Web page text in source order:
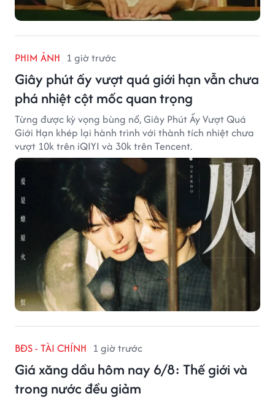
PHIM ẢNH 1 giờ trước
Giây phút ấy vượt quá giới hạn vẫn chưa
phá nhiệt cột mốc quan trọng
Từng được kỳ vọng bùng nổ, Giây Phút Ấy Vượt Quá
Giới Hạn khép lại hành trình với thành tích nhiệt chưa
vượt 10k trên iQIYI và 30k trên Tencent.
BĐS - TÀI CHÍNH 1 giờ trước
Giá xăng dầu hôm nay 6/8: Thế giới và
trong nước đều giảm